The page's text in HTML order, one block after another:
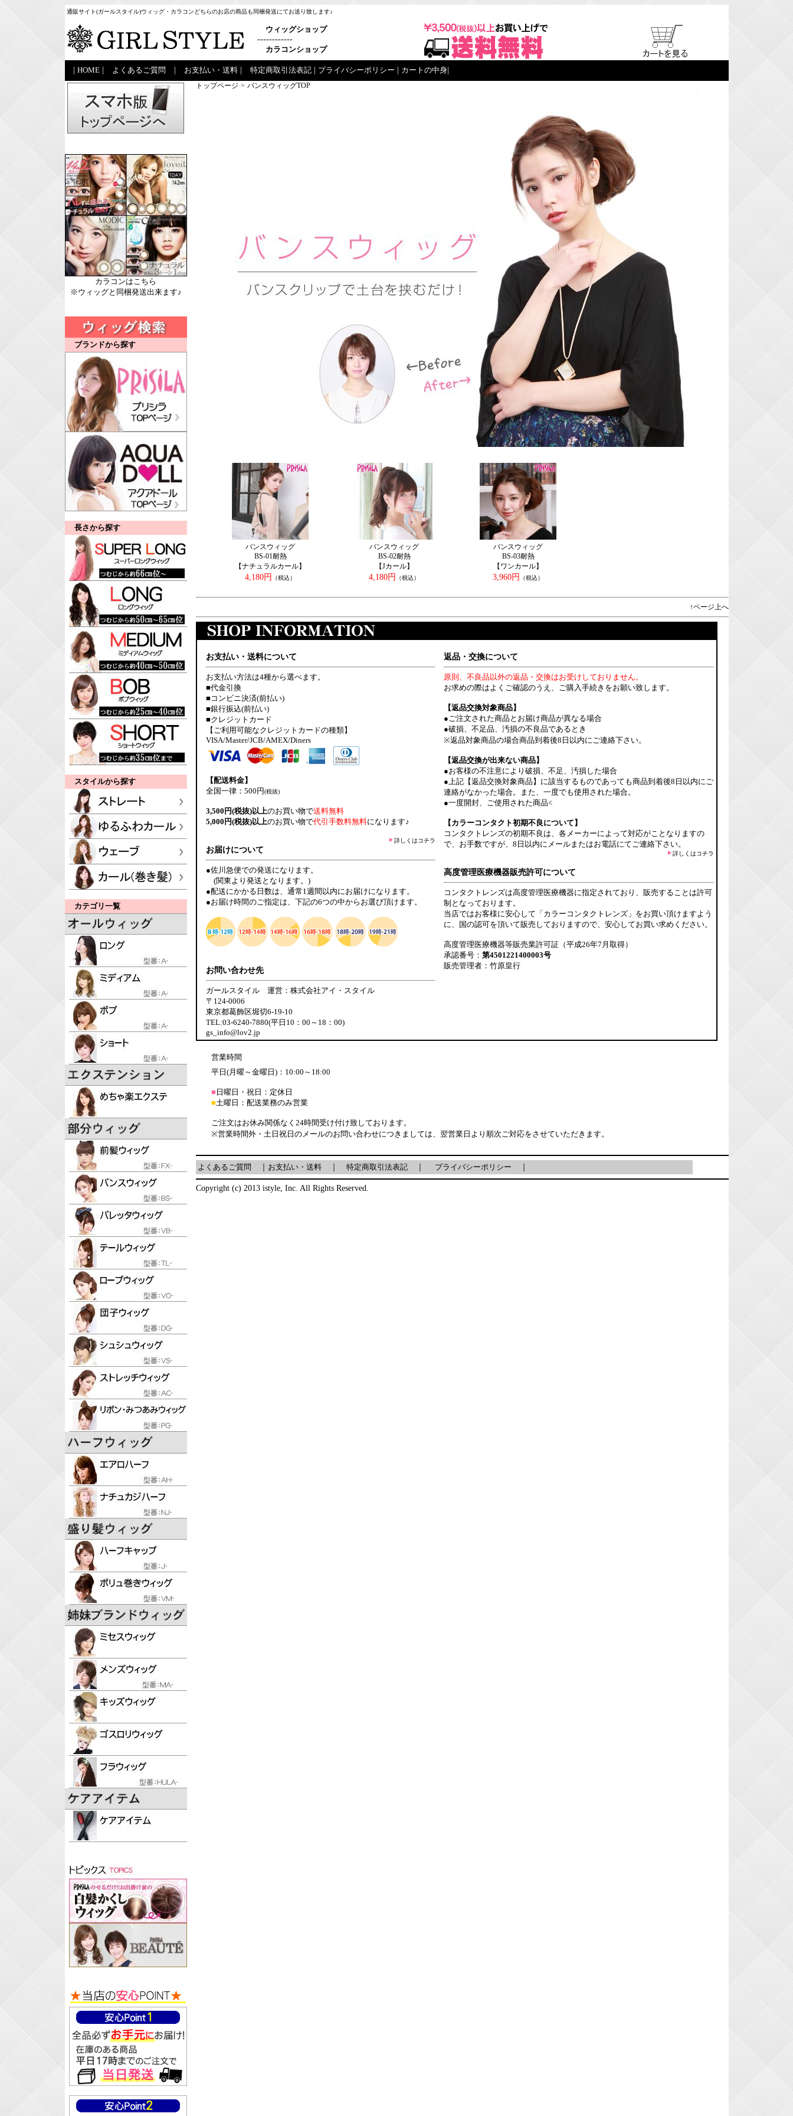
通販サイト(ガールスタイル)ウィッグ・カラコンどちらのお店の商品も同梱発送にてお送り致します♪
ウィッグショップ
------------
カラコンショップ
HOME よくあるご質問 お支払い・送料 特定商取引法表記 プライバシーポリシー カートの中身|
カラコンはこちら
※ウィッグと同梱発送出来ます♪
ブランドから探す
長さから探す
スタイルから探す
カテゴリ一覧
トップページ > バンスウィッグTOP
バンスウィッグ
BS-01耐熱
【ナチュラルカール】
4,180円
（税込）
バンスウィッグ
BS-02耐熱
【Jカール】
4,180円
（税込）
バンスウィッグ
BS-03耐熱
【ワンカール】
3,960円
（税込）
↑ページ上へ
お支払い・送料について
お支払い方法は4種から選べます。
■代金引換
■コンビニ決済(前払い)
■銀行振込(前払い)
■クレジットカード
【ご利用可能なクレジットカードの種類】
VISA/Master/JCB/AMEX/Diners
【配送料金】
全国一律：500円(税抜)
3,500円(税抜)以上のお買い物で送料無料
5,000円(税抜)以上のお買い物で代引手数料無料になります♪
詳しくはコチラ
お届けについて
●佐川急便での発送になります。
(関東より発送となります。)
●配送にかかる日数は、通常1週間以内にお届けになります。
●お届け時間のご指定は、下記の6つの中からお選び頂けます。
お問い合わせ先
ガールスタイル 運営：株式会社アイ・スタイル
〒124-0006
東京都葛飾区堀切6-19-10
TEL:03-6240-7880(平日10：00～18：00)
gs_info@lov2.jp
返品・交換について
原則、不良品以外の返品・交換はお受けしておりません。
お求めの際はよくご確認のうえ、ご購入手続きをお願い致します。
【返品交換対象商品】
●ご注文された商品とお届け商品が異なる場合
●破損、不足品、汚損の不良品であるとき
※返品対象商品の場合商品到着後8日以内にご連絡下さい。
【返品交換が出来ない商品】
●お客様の不注意により破損、不足、汚損した場合
●上記【返品交換対象商品】に該当するものであっても商品到着後8日以内にご
連絡がなかった場合。また、一度でも使用された場合。
●一度開封、ご使用された商品<
【カラーコンタクト初期不良について】
コンタクトレンズの初期不良は、各メーカーによって対応がことなりますの
で、お手数ですが、8日以内にメールまたはお電話にてご連絡下さい。
詳しくはコチラ
高度管理医療機器販売許可について
コンタクトレンズは高度管理医療機器に指定されており、販売することは許可
制となっております。
当店ではお客様に安心して「カラーコンタクトレンズ」をお買い頂けますよう
に、国の認可を頂いて販売しておりますので、安心してお買い求めください。
高度管理医療機器等販売業許可証（平成26年7月取得）
承認番号： 第4501221400003号
販売管理者：竹原皇行
営業時間
平日(月曜～金曜日)：10:00～18:00
■ 日曜日・祝日：定休日
■土曜日：配送業務のみ営業
ご注文はお休み関係なく24時間受け付け致しております。
※営業時間外・土日祝日のメールのお問い合わせにつきましては、翌営業日より順次ご対応をさせていただきます。
よくあるご質問 お支払い・送料｜ 特定商取引法表記｜ プライバシーポリシー
Copyright (c) 2013 istyle, Inc. All Rights Reserved.